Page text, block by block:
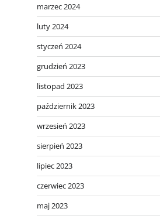
marzec 2024
luty 2024
styczeń 2024
grudzień 2023
listopad 2023
październik 2023
wrzesień 2023
sierpień 2023
lipiec 2023
czerwiec 2023
maj 2023